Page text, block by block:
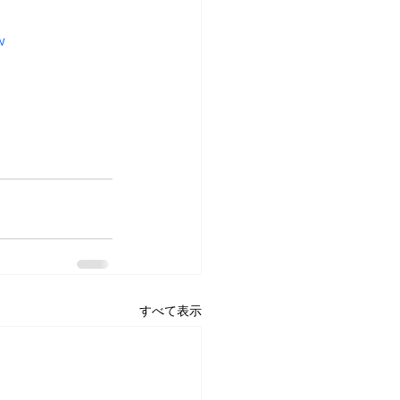
すべて表示